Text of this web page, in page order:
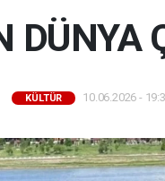
KÜLTÜR 10.06.2026 -